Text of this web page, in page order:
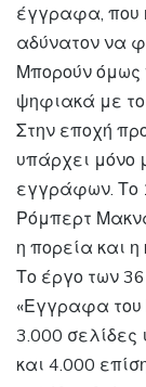
έγγραφα, που
αδύνατον να
Μπορούν όμως
ψηφιακά με
Στην εποχή
υπάρχει μόνο
εγγράφων. Το
Ρόμπερτ
η πορεία και
Το έργο των
«Εγγραφα του
3.000 σελίδες
και 4.000